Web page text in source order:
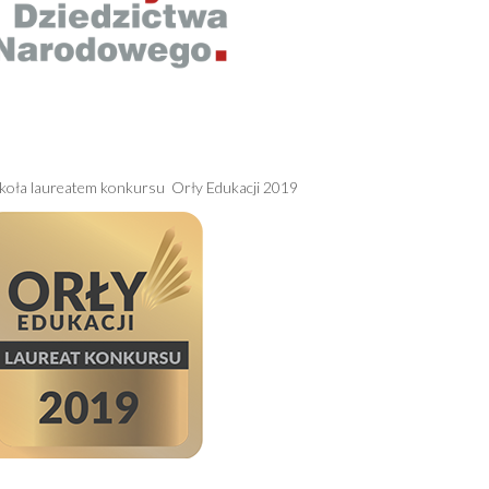
laureatem konkursu Orły Edukacji 2019